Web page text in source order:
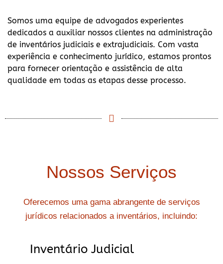
Somos uma equipe de advogados experientes
dedicados a auxiliar nossos clientes na administração
de inventários judiciais e extrajudiciais. Com vasta
experiência e conhecimento jurídico, estamos prontos
para fornecer orientação e assistência de alta
qualidade em todas as etapas desse processo.
Nossos Serviços
Oferecemos uma gama abrangente de serviços
jurídicos relacionados a inventários, incluindo:
Inventário Judicial